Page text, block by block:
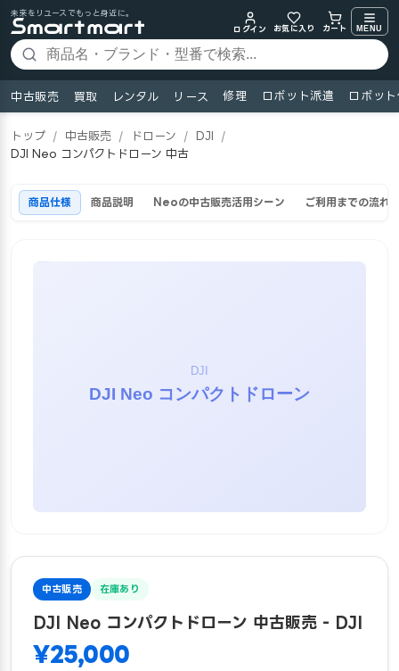
未来をリユースでもっと身近に。
ログイン
お気に入り カート MENU
中古販売 買取 レンタル リース 修理 ロボット派遣 ロボッ
トップ / 中古販売 / ドローン / DJI
/
DJI Neo コンパクトドローン 中古
商品仕様 商品説明 Neoの中古販売活用シーン ご利用までの流れ
中古販売 在庫あり
DJI Neo コンパクトドローン 中古販売 - DJI
¥25,000